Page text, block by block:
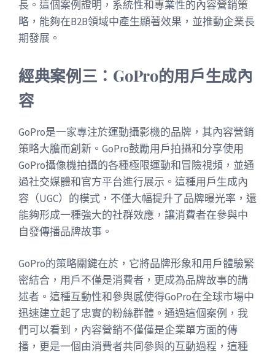
長。這個案例證明，系統性和專業性的內容營銷策
略，能夠在B2B領域中產生顯著效果，並推動企業長
期發展。
經典案例三：GoPro的用戶生成內
容
GoPro是一家專注於運動攝影機的品牌，其內容營銷
策略大膽而創新。GoPro鼓勵用戶拍攝和分享使用
GoPro攝像機拍攝的各種極限運動和冒險視頻，並通
過社交媒體和官方平台進行展示。這種用戶生成內
容（UGC）的模式，不僅大幅提升了品牌曝光率，還
能夠形成一種強大的社群效應，讓消費者在參與中
自發傳播品牌故事。
GoPro的策略關鍵在於，它將品牌形象和用戶體驗緊
密結合，用戶不僅是消費者，更成為品牌故事的講
述者。這種互動性和參與感使得GoPro在全球市場中
迅速建立起了忠實的粉絲群體。通過這個案例，我
們可以看到，內容營銷不僅僅是企業單方面的傳
播，更是一個由消費者共同參與的互動過程，這種